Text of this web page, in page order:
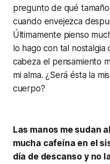
pregunto de qué
cuando envejezca
Últimamente pienso
lo hago con tal nostalgia
cabeza el pensamiento
mi alma. ¿Será ésta la
cuerpo?
Las manos me sudan
mucha cafeína en el
día de descanso y no